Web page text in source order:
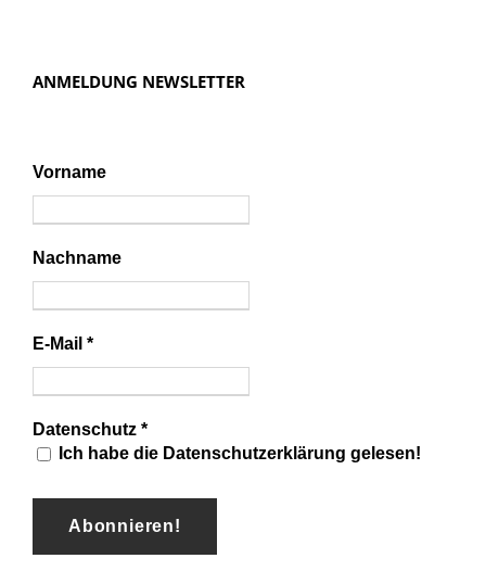
ANMELDUNG NEWSLETTER
Vorname
Nachname
E-Mail *
Datenschutz *
Ich habe die Datenschutzerklärung gelesen!